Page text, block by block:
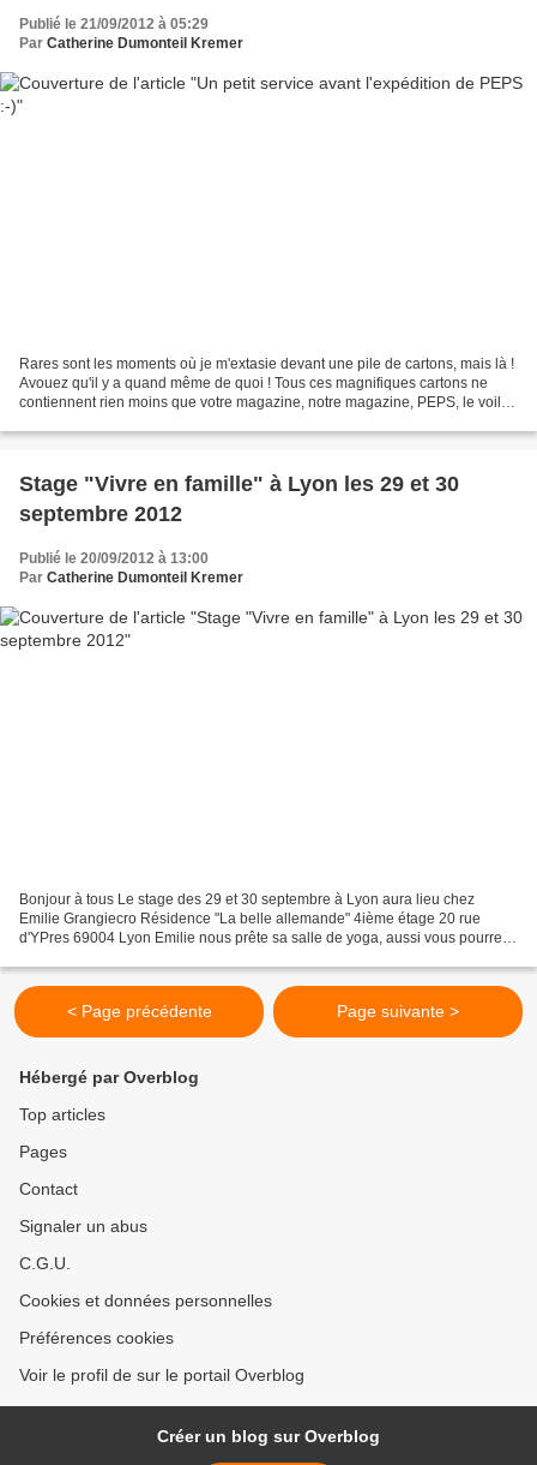
Publié le 21/09/2012 à 05:29
Par Catherine Dumonteil Kremer
Rares sont les moments où je m'extasie devant une pile de cartons, mais là !
Avouez qu'il y a quand même de quoi ! Tous ces magnifiques cartons ne
contiennent rien moins que votre magazine, notre magazine, PEPS, le voilà
Stage "Vivre en famille" à Lyon les 29 et 30
septembre 2012
Publié le 20/09/2012 à 13:00
Par Catherine Dumonteil Kremer
Bonjour à tous Le stage des 29 et 30 septembre à Lyon aura lieu chez
Emilie Grangiecro Résidence "La belle allemande" 4ième étage 20 rue
d'YPres 69004 Lyon Emilie nous prête sa salle de yoga, aussi vous pourrez
< Page précédente Page suivante >
Hébergé par Overblog
Top articles
Pages
Contact
Signaler un abus
C.G.U.
Cookies et données personnelles
Préférences cookies
Voir le profil de sur le portail Overblog
Créer un blog sur Overblog